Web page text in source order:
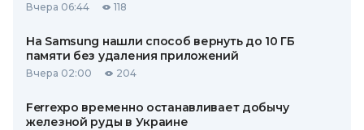
Вчера 06:44 118
На Samsung нашли способ вернуть до 10 ГБ
памяти без удаления приложений
Вчера 02:00 204
Ferrexpo временно останавливает добычу
железной руды в Украине